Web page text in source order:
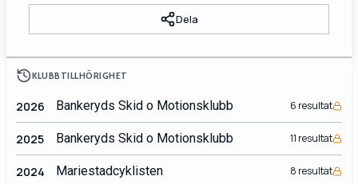
Dela
KLUBBTILLHÖRIGHET
2026 Bankeryds Skid o Motionsklubb 6 resultat
2025 Bankeryds Skid o Motionsklubb 11 resultat
2024 Mariestadcyklisten 8 resultat